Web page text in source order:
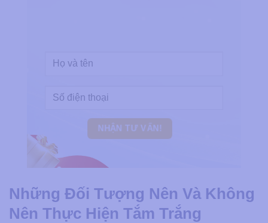
Những Đối Tượng Nên Và Không
Nên Thực Hiện Tắm Trắng